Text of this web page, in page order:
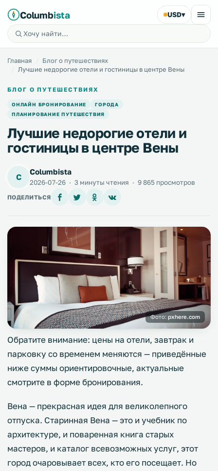
Columbista USD▾
Главная
Блог о путешествиях
Лучшие недорогие отели и гостиницы в центре Вены
БЛОГ О ПУТЕШЕСТВИЯХ
ОНЛАЙН БРОНИРОВАНИЕ
ГОРОДА
ПЛАНИРОВАНИЕ ПУТЕШЕСТВИЯ
Лучшие недорогие отели и
гостиницы в центре Вены
C
Columbista
2026-07-26 · 3 минуты чтения · 9 865 просмотров
ПОДЕЛИТЬСЯ
Фото: pxhere.com
Обратите внимание: цены на отели, завтрак и
парковку со временем меняются — приведённые
ниже суммы ориентировочные, актуальные
смотрите в форме бронирования.
Вена — прекрасная идея для великолепного
отпуска. Старинная Вена — это и учебник по
архитектуре, и поваренная книга старых
мастеров, и каталог всевозможных услуг, этот
город очаровывает всех, кто его посещает. Но